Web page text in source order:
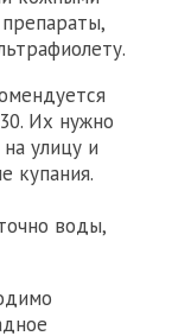
Их нужно
улицу и
купания.
воды,